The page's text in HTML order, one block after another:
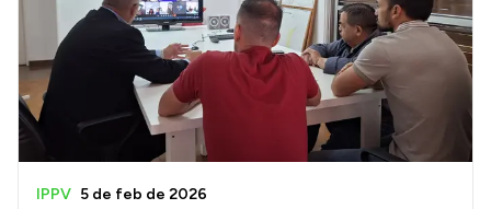
IPPV 5 de feb de 2026